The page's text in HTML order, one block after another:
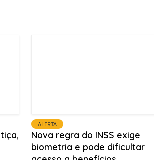
ALERTA
Nova regra do INSS exige
biometria e pode dificultar